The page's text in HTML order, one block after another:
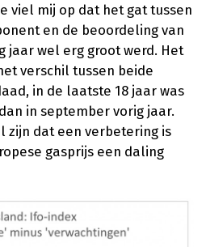
viel mij op dat het gat tussen
en de beoordeling van
jaar wel erg groot werd. Het
verschil tussen beide
in de laatste 18 jaar was
in september vorig jaar.
zijn dat een verbetering is
gasprijs een daling